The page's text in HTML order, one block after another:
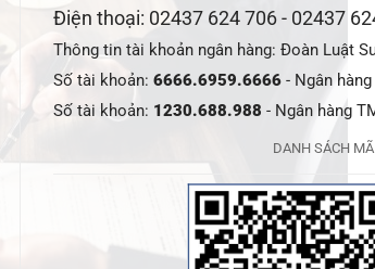
Điện thoại: 02437 624 706 - 02437
Thông tin tài khoản ngân hàng: Đoàn Luật
Số tài khoản: 6666.6959.6666 - Ngân
Số tài khoản: 1230.688.988 - Ngân hàng
DANH SÁCH